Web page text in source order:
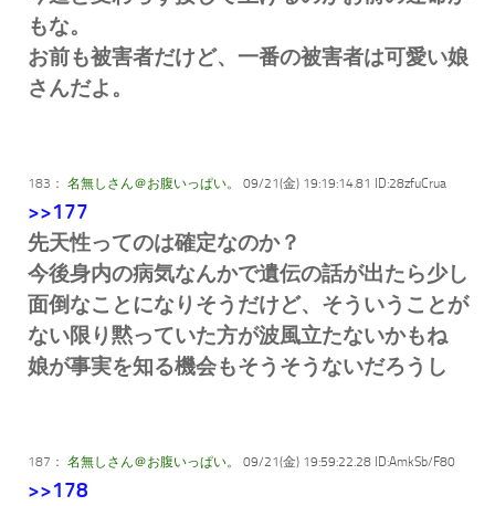
もな。
お前も被害者だけど、一番の被害者は可愛い娘
さんだよ。
183： 名無しさん＠お腹いっぱい。 09/21(金) 19:19:14.81 ID:28zfuCrua
>>177
先天性ってのは確定なのか？
今後身内の病気なんかで遺伝の話が出たら少し
面倒なことになりそうだけど、そういうことが
ない限り黙っていた方が波風立たないかもね
娘が事実を知る機会もそうそうないだろうし
187： 名無しさん＠お腹いっぱい。 09/21(金) 19:59:22.28 ID:AmkSb/F80
>>178